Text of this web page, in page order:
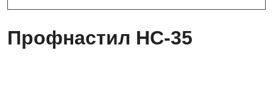
Профнастил НС-35